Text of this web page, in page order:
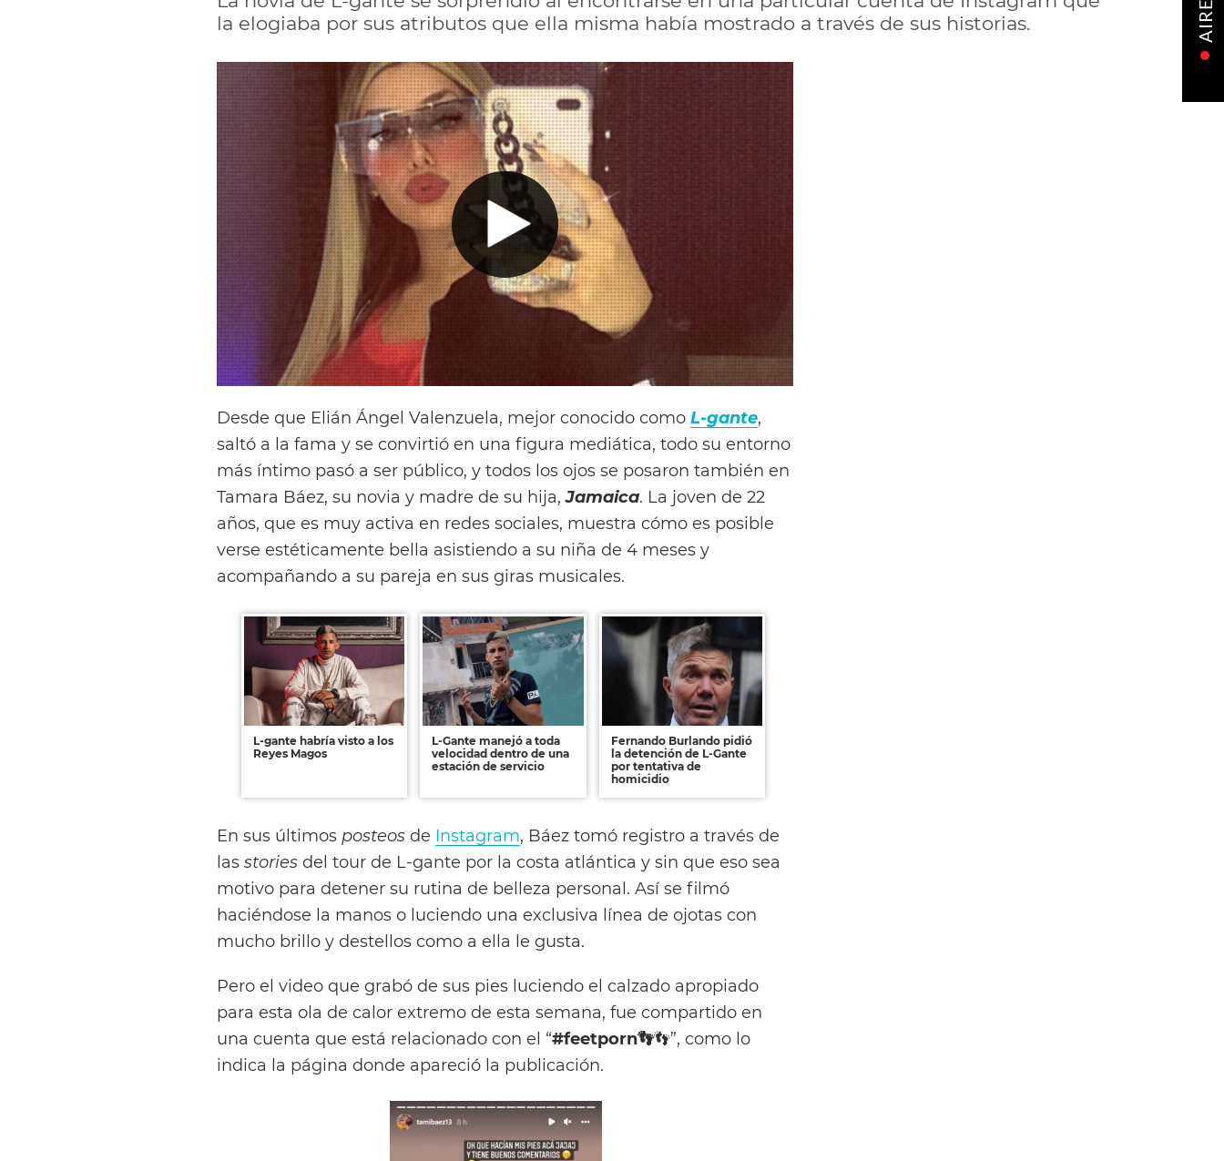
la elogiaba por sus atributos que ella misma había mostrado a través de sus historias.
Desde que Elián Ángel Valenzuela, mejor conocido como L-gante,
saltó a la fama y se convirtió en una figura mediática, todo su entorno
más íntimo pasó a ser público, y todos los ojos se posaron también en
Tamara Báez, su novia y madre de su hija,Jamaica. La joven de 22
años, que es muy activa en redes sociales, muestra cómo es posible
verse estéticamente bella asistiendo a su niña de 4 meses y
acompañando a su pareja en sus giras musicales.
L-gante habría visto a los
Reyes Magos
L-Gante manejó a toda
velocidad dentro de una
estación de servicio
Fernando Burlando pidió
la detención de L-Gante
por tentativa de
homicidio
En sus últimos posteos de Instagram, Báez tomó registro a través de
las stories del tour de L-gante por la costa atlántica y sin que eso sea
motivo para detener su rutina de belleza personal. Así se filmó
haciéndose la manos o luciendo una exclusiva línea de ojotas con
mucho brillo y destellos como a ella le gusta.
Pero el video que grabó de sus pies luciendo el calzado apropiado
para esta ola de calor extremo de esta semana, fue compartido en
una cuenta que está relacionado con el “#feetporn👣👣”, como lo
indica la página donde apareció la publicación.
AIRE